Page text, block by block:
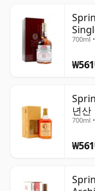
700ml
년산
700ml